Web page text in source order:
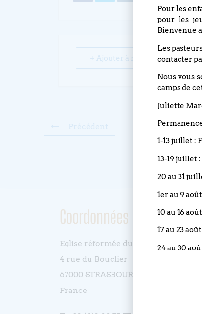
+ Ajouter à mon Agenda
Coordonnées
Eglise réformée du Bouclier
4 rue du Bouclier
67000 STRASBOURG
France
Pour les
pour les
Bienvenue
Les
contacter
Nous vous
camps de
Juliette
1-13 juillet :
13-19 juillet
20 au 31
1er au 9
10 au 16
17 au 23
24 au 30